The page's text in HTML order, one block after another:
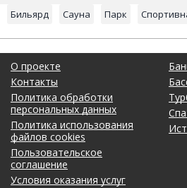
Бильярд Сауна Парк
О проекте
Контакты
Политика обработки
персональных данных
Политика использования
файлов cookies
Пользовательское
соглашение
Условия оказания услуг